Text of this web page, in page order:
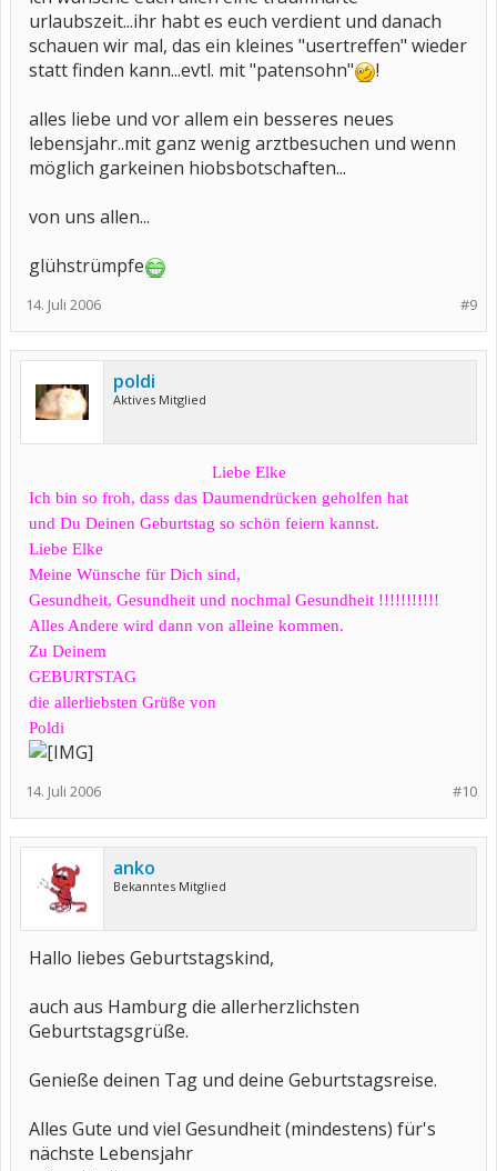
urlaubszeit...ihr habt es euch verdient und danach
schauen wir mal, das ein kleines "usertreffen" wieder
statt finden kann...evtl. mit "patensohn"
!
alles liebe und vor allem ein besseres neues
lebensjahr..mit ganz wenig arztbesuchen und wenn
möglich garkeinen hiobsbotschaften...
von uns allen...
glühstrümpfe
#9
14. Juli 2006
poldi
Aktives Mitglied
Liebe Elke
Ich bin so froh, dass das Daumendrücken geholfen hat
und Du Deinen Geburtstag so schön feiern kannst.
Liebe Elke
Meine Wünsche für Dich sind,
Gesundheit, Gesundheit und nochmal Gesundheit !!!!!!!!!!!
Alles Andere wird dann von alleine kommen.
Zu Deinem
GEBURTSTAG
die allerliebsten Grüße von
Poldi
#10
14. Juli 2006
anko
Bekanntes Mitglied
Hallo liebes Geburtstagskind,
auch aus Hamburg die allerherzlichsten
Geburtstagsgrüße.
Genieße deinen Tag und deine Geburtstagsreise.
Alles Gute und viel Gesundheit (mindestens) für's
nächste Lebensjahr